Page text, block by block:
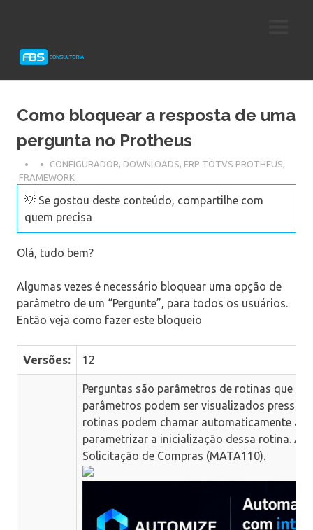
Protheus
Como bloquear a resposta de uma
pergunta no Protheus
CONFIGURADOR, DOWNLOADS, ERP TOTVS PROTHEUS,
FRAMEWORK
💡 Se gostou deste conteúdo, compartilhe com
quem precisa
Olá, tudo bem?
Algumas vezes é necessário bloquear uma opção de
parâmetro de um “Pergunte”, para todos os usuários.
Então veja como fazer este bloqueio
Versões: 12
Perguntas são parâmetros de rotinas que
parâmetros podem ser visualizados
rotinas podem chamar automaticamente a
parametrizar a inicialização dessa rotina.
Solicitação de Compras (MATA110).